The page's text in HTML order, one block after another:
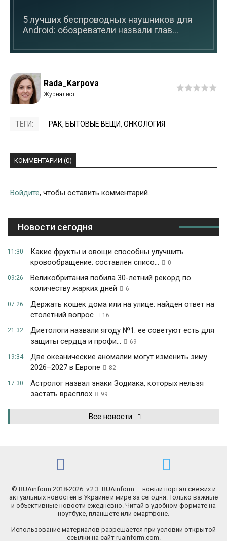
5 лучших беспроводных наушников для
Android: обозреватели назвали глав...
Rada_Karpova
ТЕГИ: РАК, БЫТОВЫЕ ВЕЩИ, ОНКОЛОГИЯ
КОММЕНТАРИИ (0)
Войдите, чтобы оставить комментарий.
Новости сегодня
11:30
Какие фрукты и овощи способны улучшить
кровообращение: составлен списо...
0
09:26
Великобритания побила 30-летний рекорд по
количеству жарких дней
6
07:26
Держать кошек дома или на улице: найден ответ на
столетний вопрос
16
21:32
Диетологи назвали ягоду №1: ее советуют есть для
защиты сердца и профи...
69
19:34
Две океанические аномалии могут изменить зиму
2026–2027 в Европе
82
17:30
Астролог назвал знаки Зодиака, которых нельзя
застать врасплох
99
Все новости
© RUAinform 2018-2026. v.2.3. RUAinform — новый портал свежих и
актуальных новостей в Украине и мире за сегодня. Только важные
и объективные новости ежедневно. Читай в удобном формате на
ноутбуке, планшете или смартфоне.
Использование материалов разрешается при условии открытой
ссылки на сайт ruainform.com.